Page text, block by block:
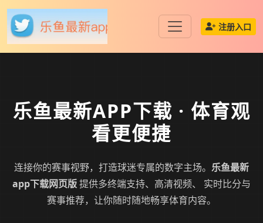
注册入口
乐鱼最新APP下载 · 体育观
看更便捷
连接你的赛事视野，打造球迷专属的数字主场。 乐鱼最新
app下载网页版提供多终端支持、高清视频、 实时比分与
赛事推荐，让你随时随地畅享体育内容。